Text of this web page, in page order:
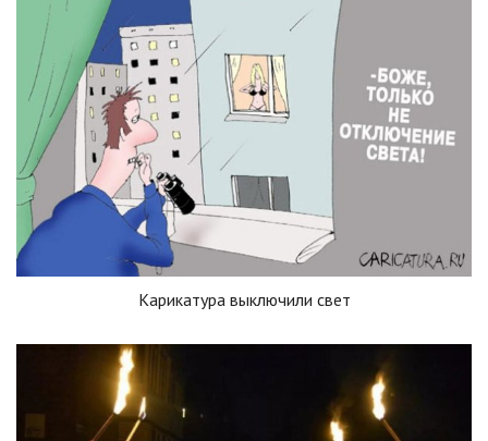
Карикатура выключили свет